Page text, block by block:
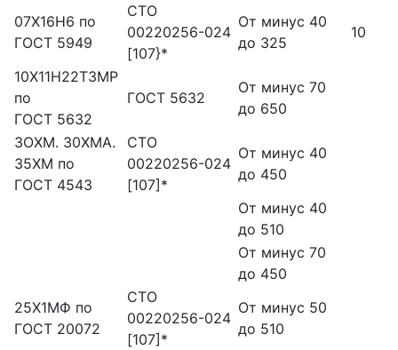
07Х16Н6 по
ГОСТ 5949
СТО
00220256-024
[107}*
От минус 40
до 325
10
10Х11Н22ТЗМР
по
ГОСТ 5632
ГОСТ 5632
От минус 70
до 650
ЗОХМ. 30ХМА.
35ХМ по
ГОСТ 4543
СТО
00220256-024
[107]*
От минус 40
до 450
От минус 40
до 510
От минус 70
до 450
25X1МФ по
ГОСТ 20072
СТО
00220256-024
[107]*
От минус 50
до 510